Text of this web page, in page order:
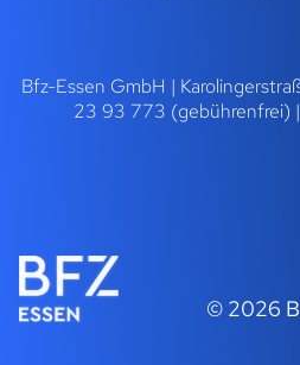
Bfz-Essen GmbH |
23 93 773 (gebührenfrei) |
© 2026